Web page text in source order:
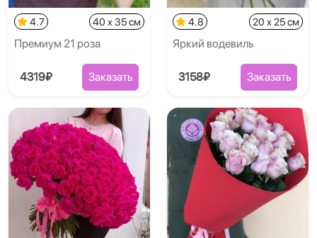
4.7 40 x 35 см
Премиум 21 роза
4319₽ Заказать
4.8 20 x 25 см
Яркий водевиль
3158₽ Заказать